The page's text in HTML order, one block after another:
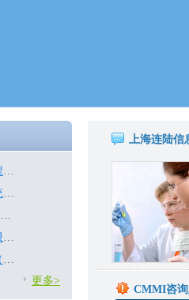
上海连陆信
CMMI咨
祝贺富士通（西安）系统工程有限公司通过CMMI3.0五级评估
祝贺富士通（中国）信息系统有限公司再次通过CMMI五级评估
祝贺麒麟信安通过CMMI五级评估！
祝贺深圳市金证科技股份有限公司再次通过CMMI2.0五级评估
祝贺航天恒星科技有限公司（航天五院五〇三所）顺利通过CMMI2.0四级评估
更多>